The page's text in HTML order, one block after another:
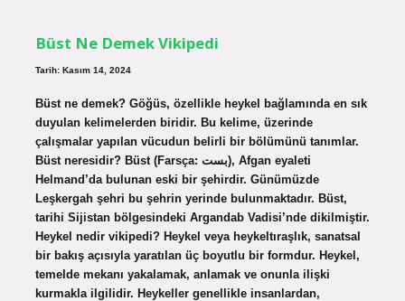
Büst Ne Demek Vikipedi
Tarih: Kasım 14, 2024
Büst ne demek? Göğüs, özellikle heykel bağlamında en sık
duyulan kelimelerden biridir. Bu kelime, üzerinde
çalışmalar yapılan vücudun belirli bir bölümünü tanımlar.
Büst neresidir? Büst (Farsça: بست), Afgan eyaleti
Helmand’da bulunan eski bir şehirdir. Günümüzde
Leşkergah şehri bu şehrin yerinde bulunmaktadır. Büst,
tarihi Sijistan bölgesindeki Argandab Vadisi’nde dikilmiştir.
Heykel nedir vikipedi? Heykel veya heykeltıraşlık, sanatsal
bir bakış açısıyla yaratılan üç boyutlu bir formdur. Heykel,
temelde mekanı yakalamak, anlamak ve onunla ilişki
kurmakla ilgilidir. Heykeller genellikle insanlardan,